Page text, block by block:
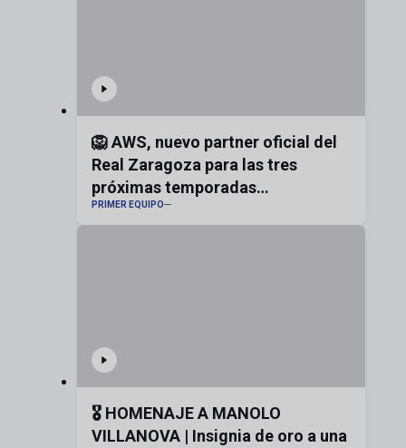
🦁 AWS, nuevo partner oficial del
Real Zaragoza para las tres
próximas temporadas
#realzaragoza
PRIMER EQUIPO
🎖️ HOMENAJE A MANOLO
VILLANOVA | Insignia de oro a una